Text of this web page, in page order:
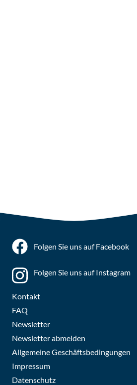
Folgen Sie uns auf Facebook
Folgen Sie uns auf Instagram
Kontakt
FAQ
Newsletter
Newsletter abmelden
Allgemeine Geschäftsbedingungen
Impressum
Datenschutz